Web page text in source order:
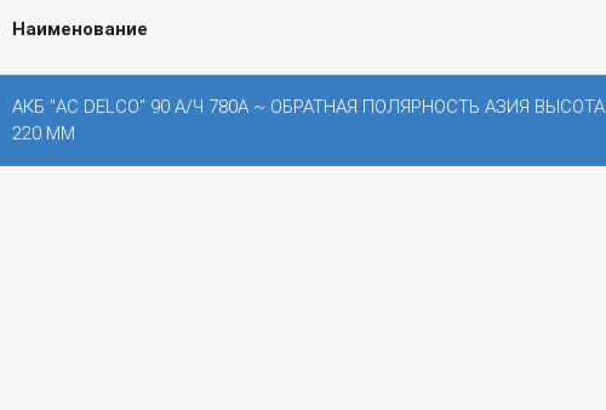
Наименование
АКБ "AC DELCO" 90 А/Ч 780А ~ ОБРАТНАЯ ПОЛЯРНОСТЬ АЗИЯ ВЫСОТА
220 ММ